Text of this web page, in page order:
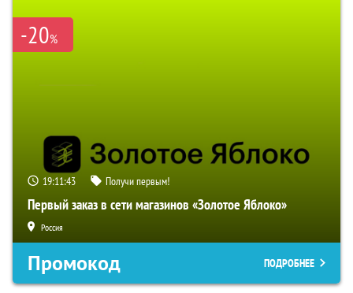
-20%
19:11:42 Получи первым!
Первый заказ в сети магазинов «Золотое Яблоко»
Россия
Промокод ПОДРОБНЕЕ